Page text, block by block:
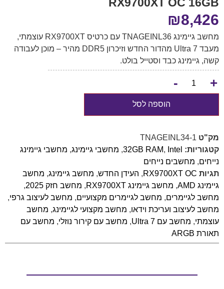
₪8,426
מחשב גיימינג TNAGEINL36 עם כרטיס RX9700XT עוצמתי,
מעבד Ultra 7 מהדור החדש וזיכרון DDR5 מהיר – מוכן לעבודה
קשה, גיימינג כבד וסטייל בולט.
+
-
הוספה לסל
מק"ט TNAGEINL34-1
קטגוריות:
32GB RAM, Intel
, מחשבי גיימינג, מחשבי גיימינג
נייחים, מחשבים נייחים
תגיות RX9700XT OC
, העידן החדש, מחשב גיימינג, מחשב
גיימינג AMD
, מחשב גיימינג RX9700XT , מחשב חזק 2025
,
מחשב לגיימרים, מחשב לגיימרים מקצועיים, מחשב לעיצוב גרפי,
מחשב לעיצוב ועריכת וידאו, מחשב מקצועי לגיימינג, מחשב
עוצמתי, מחשב עם Ultra 7 , מחשב עם קירור נוזלי, מחשב עם
תאורת ARGB